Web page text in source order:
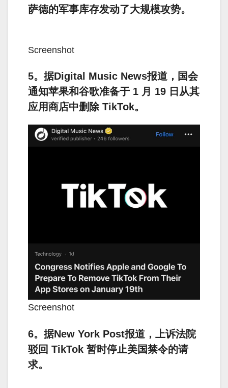
萨德的军事库存发动了大规模攻势。
Screenshot
5。据Digital Music News报道，国会
通知苹果和谷歌准备于 1 月 19 日从其
应用商店中删除 TikTok。
Screenshot
6。据New York Post报道，上诉法院
驳回 TikTok 暂时停止美国禁令的请
求。